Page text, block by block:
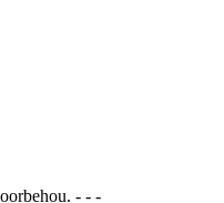
- - -